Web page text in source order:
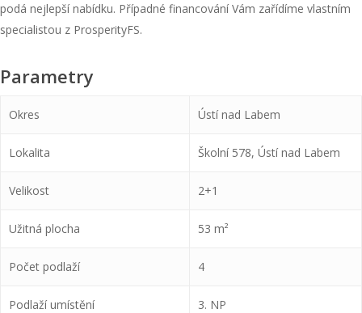
podá nejlepší nabídku. Případné financování Vám zařídíme vlastním
specialistou z ProsperityFS.
Parametry
Okres Ústí nad Labem
Lokalita Školní 578, Ústí nad Labem
Velikost 2+1
Užitná plocha 53 m²
Počet podlaží 4
Podlaží umístění 3. NP